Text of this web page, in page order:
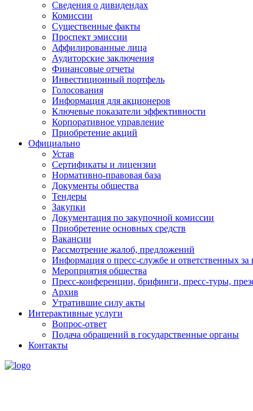
Сведения о дивидендах
Комиссии
Существенные факты
Проспект эмиссии
Аффилированные лица
Аудиторские заключения
Финансовые отчеты
Инвестиционный портфель
Голосования
Информация для акционеров
Ключевые показатели эффективности
Корпоративное управление
Приобретение акций
Официально
Устав
Сертификаты и лицензии
Нормативно-правовая база
Документы общества
Тендеры
Закупки
Документация по закупочной комиссии
Приобретение основных средств
Вакансии
Рассмотрение жалоб, предложений
Информация о пресс-службе и ответственных за
Мероприятия общества
Пресс-конференции, брифинги, пресс-туры,
Архив
Утратившие силу акты
Интерактивные услуги
Вопрос-ответ
Подача обращений в государственные органы
Контакты